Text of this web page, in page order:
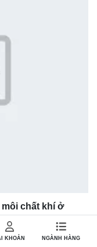
chất khí ở
KHOẢN NGÀNH HÀNG